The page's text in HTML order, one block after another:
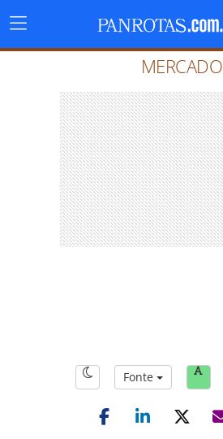
Menu
Principal
MERCADO
Fonte